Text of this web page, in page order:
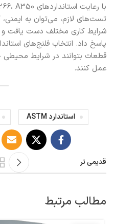
تست‌های لازم، می‌توان به
شرایط کاری مختلف دست یافت و
پاسخ داد. انتخاب فلنج‌های
قطعات بتوانند در شرایط محیطی
عمل کنند.
استاندارد ASTM
قدیمی تر
مطالب مرتبط